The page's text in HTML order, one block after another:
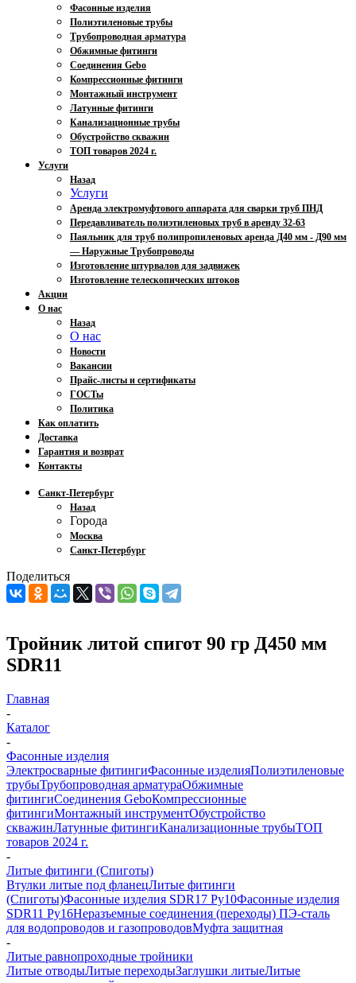
Фасонные изделия
Полиэтиленовые трубы
Трубопроводная арматура
Обжимные фитинги
Соединения Gebo
Компрессионные фитинги
Монтажный инструмент
Латунные фитинги
Канализационные трубы
Обустройство скважин
ТОП товаров 2024 г.
Услуги
Назад
Услуги
Аренда электромуфтового аппарата для сварки труб ПНД
Передавливатель полиэтиленовых труб в аренду 32-63
Паяльник для труб полипропиленовых аренда Д40 мм - Д90 мм
— Наружные Трубопроводы
Изготовление штурвалов для задвижек
Изготовление телескопических штоков
Акции
О нас
Назад
О нас
Новости
Вакансии
Прайс-листы и сертификаты
ГОСТы
Политика
Как оплатить
Доставка
Гарантия и возврат
Контакты
Санкт-Петербург
Назад
Города
Москва
Санкт-Петербург
Поделиться
Тройник литой спигот 90 гр Д450 мм
SDR11
Главная
-
Каталог
-
Фасонные изделия
Электросварные фитингиФасонные изделияПолиэтиленовые
трубыТрубопроводная арматураОбжимные
фитингиСоединения GeboКомпрессионные
фитингиМонтажный инструментОбустройство
скважинЛатунные фитингиКанализационные трубыТОП
товаров 2024 г.
-
Литые фитинги (Спиготы)
Втулки литые под фланецЛитые фитинги
(Спиготы)Фасонные изделия SDR17 Ру10Фасонные изделия
SDR11 Ру16Неразъемные соединения (переходы) ПЭ-сталь
для водопроводов и газопроводовМуфта защитная
-
Литые равнопроходные тройники
Литые отводыЛитые переходыЗаглушки литыеЛитые